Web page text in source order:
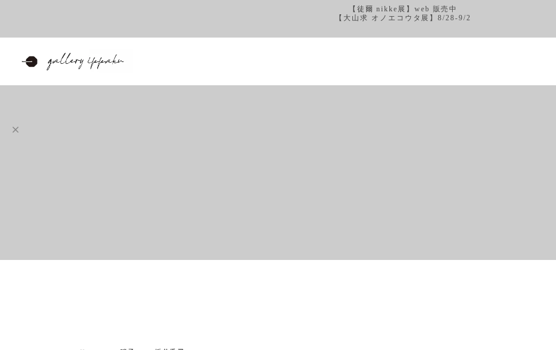
【徒爾 nikke展】web 販売中
【大山求 オノエコウタ展】8/28-9/2